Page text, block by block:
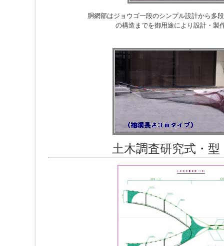
胴網部はジョウゴ一段のシンプル設計から多
の構造までを御用途により設計・製
土木調査研究式・